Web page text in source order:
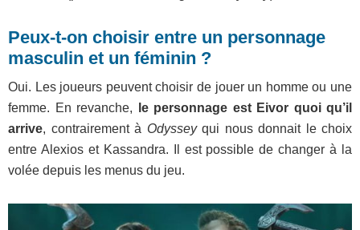
Peux-t-on choisir entre un personnage
masculin et un féminin ?
Oui. Les joueurs peuvent choisir de jouer un homme ou une
femme. En revanche, le personnage est Eivor quoi qu’il
arrive, contrairement à Odysseyqui nous donnait le choix
entre Alexios et Kassandra. Il est possible de changer à la
volée depuis les menus du jeu.